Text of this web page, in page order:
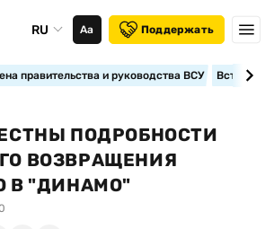
RU Аа Поддержать
правительства и руководства ВСУ
ПОДРОБНОСТИ
ВОЗВРАЩЕНИЯ
В "ДИНАМО"